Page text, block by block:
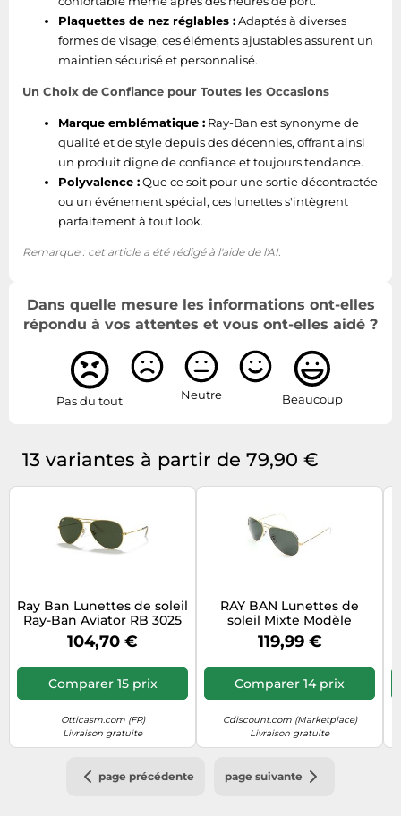
Plaquettes de nez réglables :Adaptés à diverses
formes de visage, ces éléments ajustables assurent un
maintien sécurisé et personnalisé.
Un Choix de Confiance pour Toutes les Occasions
Marque emblématique : Ray-Ban est synonyme de
qualité et de style depuis des décennies, offrant ainsi
un produit digne de confiance et toujours tendance.
Polyvalence :Que ce soit pour une sortie décontractée
ou un événement spécial, ces lunettes s'intègrent
parfaitement à tout look.
Remarque : cet article a été rédigé à l'aide de l'AI.
Dans quelle mesure les informations ont-elles
répondu à vos attentes et vous ont-elles aidé ?
Pas du tout Neutre Beaucoup
13 variantes à partir de 79,90 €
Ray Ban Lunettes de soleil
Ray-Ban Aviator RB 3025
(001) 62mm Femme
104,70 €
Comparer 15 prix
Otticasm.com (FR)
Livraison gratuite
RAY BAN Lunettes de
soleil Mixte Modèle
RB3025 Aviator -
Catégorie 3 - Monture Or -
119,99 €
Comparer 14 prix
Cdiscount.com (Marketplace)
Livraison gratuite
page précédente page suivante